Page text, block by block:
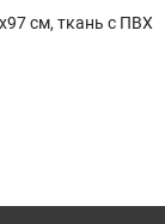
см, ткань с ПВХ